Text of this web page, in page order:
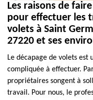
Les raisons de
pour effectuer les
volets à Saint
27220 et ses
Le décapage de volets
compliquée à effectuer.
propriétaires songent à
travail. Pour nous, le